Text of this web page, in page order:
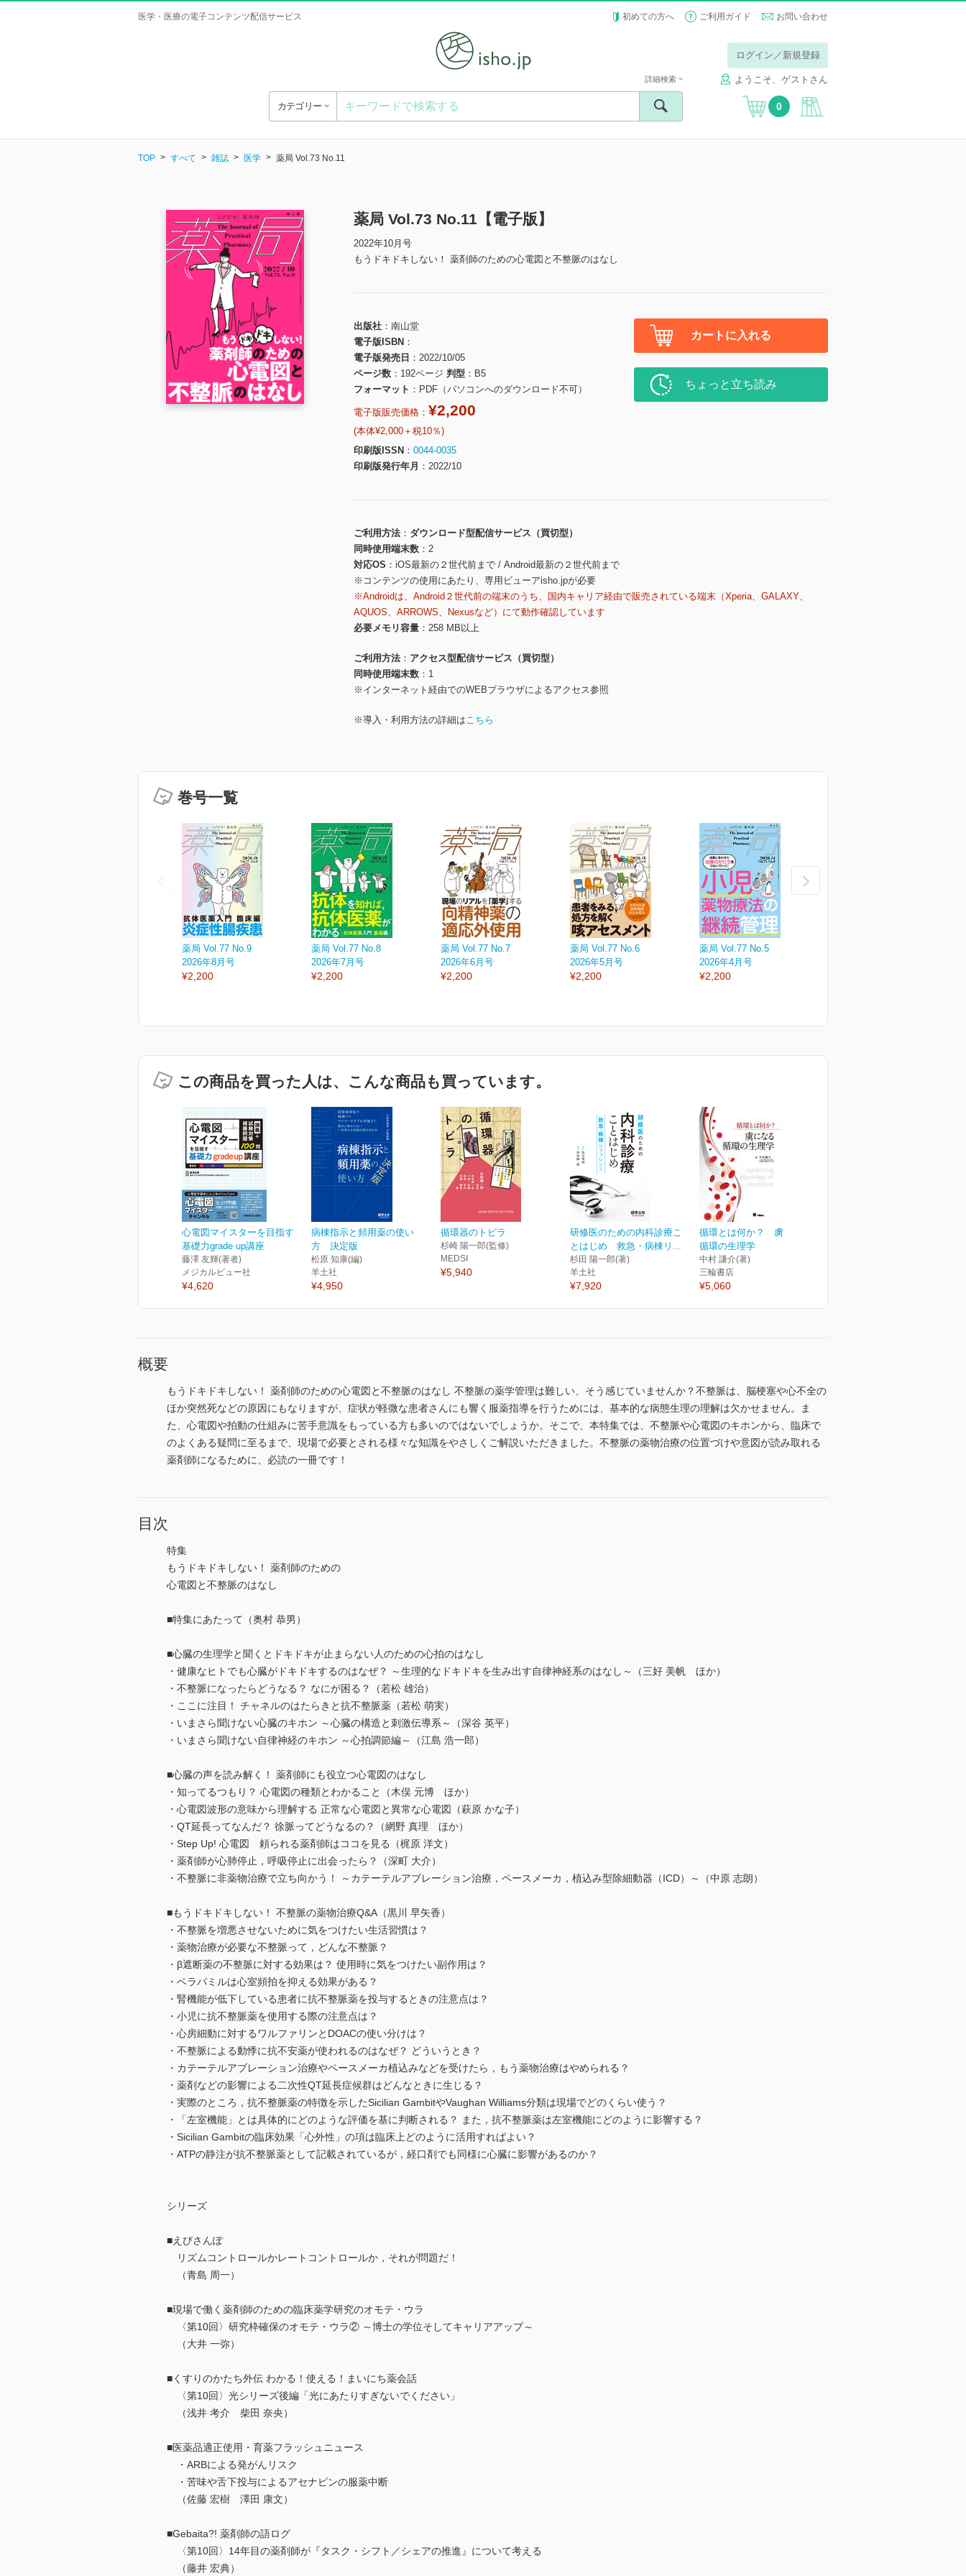
医学・医療の電子コンテンツ配信サービス 初めての方へ ご利用ガイド お問い合わせ
ログイン／新規登録
ようこそ、ゲストさん
カテゴリー
詳細検索
0
TOP すべて 雑誌 医学 薬局 Vol.73 No.11
薬局 Vol.73 No.11【電子版】
2022年10月号
もうドキドキしない！ 薬剤師のための心電図と不整脈のはなし
出版社
南山堂
電子版ISBN
電子版発売日
2022/10/05
ページ数
192ページ 判型
B5
フォーマット
PDF（パソコンへのダウンロード不可）
電子版販売価格： ¥2,200
(本体¥2,000＋税10％)
印刷版ISSN
0044-0035
印刷版発行年月
2022/10
カートに入れる
ちょっと立ち読み
ご利用方法
ダウンロード型配信サービス（買切型）
同時使用端末数
2
対応OS
iOS最新の２世代前まで / Android最新の２世代前まで
※コンテンツの使用にあたり、専用ビューアisho.jpが必要
※Androidは、Android２世代前の端末のうち、国内キャリア経由で販売されている端末（Xperia、GALAXY、
AQUOS、ARROWS、Nexusなど）にて動作確認しています
必要メモリ容量
258 MB以上
ご利用方法
アクセス型配信サービス（買切型）
同時使用端末数
1
※インターネット経由でのWEBブラウザによるアクセス参照
※導入・利用方法の詳細はこちら
巻号一覧
薬局 Vol.77 No.9
2026年8月号
¥2,200
薬局 Vol.77 No.8
2026年7月号
¥2,200
薬局 Vol.77 No.7
2026年6月号
¥2,200
薬局 Vol.77 No.6
2026年5月号
¥2,200
薬局 Vol.77 No.5
2026年4月号
¥2,200
この商品を買った人は、こんな商品も買っています。
心電図マイスターを目指す
基礎力grade up講座
藤澤 友輝(著者)
メジカルビュー社
¥4,620
病棟指示と頻用薬の使い
方 決定版
松原 知康(編)
羊土社
¥4,950
循環器のトビラ
杉崎 陽一郎(監修)
MEDSI
¥5,940
研修医のための内科診療こ
とはじめ 救急・病棟リ...
杉田 陽一郎(著)
羊土社
¥7,920
循環とは何か？ 虜になる
循環の生理学
中村 謙介(著)
三輪書店
¥5,060
概要
もうドキドキしない！ 薬剤師のための心電図と不整脈のはなし 不整脈の薬学管理は難しい、そう感じていませんか？不整脈は、脳梗塞や心不全の
ほか突然死などの原因にもなりますが、症状が軽微な患者さんにも響く服薬指導を行うためには、基本的な病態生理の理解は欠かせません。ま
た、心電図や拍動の仕組みに苦手意識をもっている方も多いのではないでしょうか。そこで、本特集では、不整脈や心電図のキホンから、臨床で
のよくある疑問に至るまで、現場で必要とされる様々な知識をやさしくご解説いただきました。不整脈の薬物治療の位置づけや意図が読み取れる
薬剤師になるために、必読の一冊です！
目次
特集
もうドキドキしない！ 薬剤師のための
心電図と不整脈のはなし
■特集にあたって（奥村 恭男）
■心臓の生理学と聞くとドキドキが止まらない人のための心拍のはなし
・健康なヒトでも心臓がドキドキするのはなぜ？ ～生理的なドキドキを生み出す自律神経系のはなし～（三好 美帆 ほか）
・不整脈になったらどうなる？ なにが困る？（若松 雄治）
・ここに注目！ チャネルのはたらきと抗不整脈薬（若松 萌実）
・いまさら聞けない心臓のキホン ～心臓の構造と刺激伝導系～（深谷 英平）
・いまさら聞けない自律神経のキホン ～心拍調節編～（江島 浩一郎）
■心臓の声を読み解く！ 薬剤師にも役立つ心電図のはなし
・知ってるつもり？ 心電図の種類とわかること（木俣 元博 ほか）
・心電図波形の意味から理解する 正常な心電図と異常な心電図（萩原 かな子）
・QT延長ってなんだ？ 徐脈ってどうなるの？（網野 真理 ほか）
・Step Up! 心電図 頼られる薬剤師はココを見る（梶原 洋文）
・薬剤師が心肺停止，呼吸停止に出会ったら？（深町 大介）
・不整脈に非薬物治療で立ち向かう！ ～カテーテルアブレーション治療，ペースメーカ，植込み型除細動器（ICD）～（中原 志朗）
■もうドキドキしない！ 不整脈の薬物治療Q&A（黒川 早矢香）
・不整脈を増悪させないために気をつけたい生活習慣は？
・薬物治療が必要な不整脈って，どんな不整脈？
・β遮断薬の不整脈に対する効果は？ 使用時に気をつけたい副作用は？
・ベラパミルは心室頻拍を抑える効果がある？
・腎機能が低下している患者に抗不整脈薬を投与するときの注意点は？
・小児に抗不整脈薬を使用する際の注意点は？
・心房細動に対するワルファリンとDOACの使い分けは？
・不整脈による動悸に抗不安薬が使われるのはなぜ？ どういうとき？
・カテーテルアブレーション治療やペースメーカ植込みなどを受けたら，もう薬物治療はやめられる？
・薬剤などの影響による二次性QT延長症候群はどんなときに生じる？
・実際のところ，抗不整脈薬の特徴を示したSicilian GambitやVaughan Williams分類は現場でどのくらい使う？
・「左室機能」とは具体的にどのような評価を基に判断される？ また，抗不整脈薬は左室機能にどのように影響する？
・Sicilian Gambitの臨床効果「心外性」の項は臨床上どのように活用すればよい？
・ATPの静注が抗不整脈薬として記載されているが，経口剤でも同様に心臓に影響があるのか？
シリーズ
■えびさんぽ
リズムコントロールかレートコントロールか，それが問題だ！
（青島 周一）
■現場で働く薬剤師のための臨床薬学研究のオモテ・ウラ
〈第10回〉研究枠確保のオモテ・ウラ② ～博士の学位そしてキャリアアップ～
（大井 一弥）
■くすりのかたち外伝 わかる！使える！まいにち薬会話
〈第10回〉光シリーズ後編「光にあたりすぎないでください」
（浅井 考介 柴田 奈央）
■医薬品適正使用・育薬フラッシュニュース
・ARBによる発がんリスク
・苦味や舌下投与によるアセナピンの服薬中断
（佐藤 宏樹 澤田 康文）
■Gebaita?! 薬剤師の語ログ
〈第10回〉14年目の薬剤師が『タスク・シフト／シェアの推進』について考える
（藤井 宏典）